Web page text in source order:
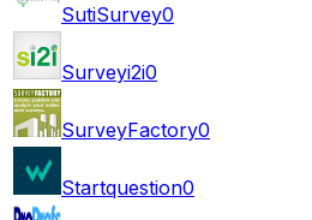
SutiSurvey0
Surveyi2i0
SurveyFactory0
Startquestion0